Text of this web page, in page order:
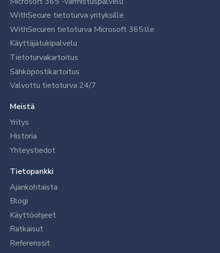
WithSecure tietoturva yrityksille
WithSecuren tietoturva Microsoft 365:lle
Käyttäjätukipalvelu
Tietoturvakartoitus
Sähköpostikartoitus
Valvottu tietoturva 24/7
Meistä
Yritys
Historia
Yhteystiedot
Tietopankki
Ajankohtaista
Blogi
Käyttöohjeet
Ratkaisut
Referenssit